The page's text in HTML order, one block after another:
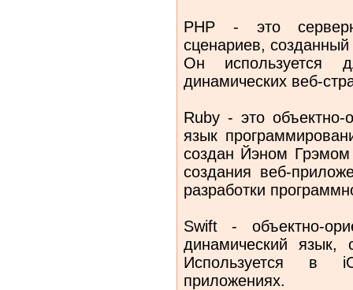
PHP - это
сценариев,
Он используется
динамических веб-
Ruby - это объектно-
язык
создан Йэном Грэмом
создания веб-
разработки
Swift - объектно-
динамический язык,
Используется в
приложениях.